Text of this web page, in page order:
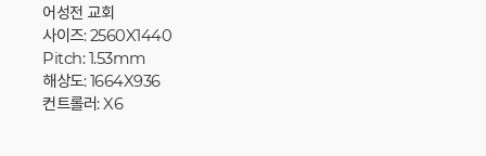
어성전 교회
사이즈: 2560X1440
Pitch: 1.53mm
해상도: 1664X936
컨트롤러: X6